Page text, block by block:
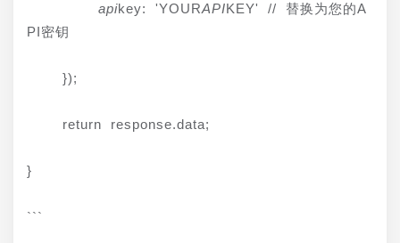
        api
key: 'YOURAPIKEY' // 替换为您的A
PI密钥
    });
    return response.data;
}
```